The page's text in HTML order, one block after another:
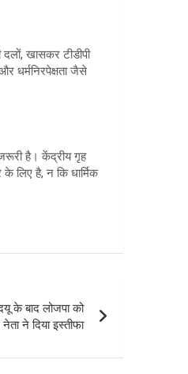
खासकर टीडीपी
धर्मनिरपेक्षता जैसे
है। केंद्रीय गृह
लिए है, न कि धार्मिक
के बाद लोजपा को
ने दिया इस्तीफा